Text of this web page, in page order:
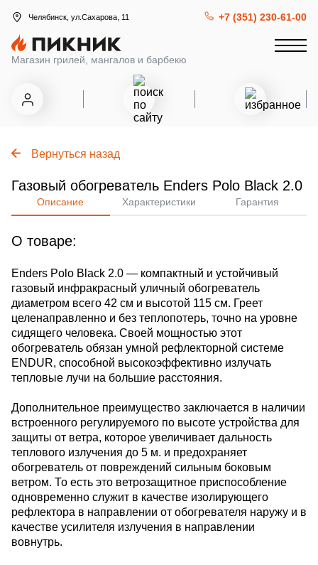
Челябинск, ул.Сахарова, 11 +7 (351) 230-61-00
Магазин грилей, мангалов и барбекю
Вернуться назад
Газовый обогреватель Enders Polo Black 2.0
Описание Характеристики Гарантия
О товаре:
Enders Polo Black 2.0 — компактный и устойчивый
газовый инфракрасный уличный обогреватель
диаметром всего 42 см и высотой 115 см. Греет
целенаправленно и без теплопотерь, точно на уровне
сидящего человека. Своей мощностью этот
обогреватель обязан умной рефлекторной системе
ENDUR, способной высокоэффективно излучать
тепловые лучи на большие расстояния.
Дополнительное преимущество заключается в наличии
встроенного регулируемого по высоте устройства для
защиты от ветра, которое увеличивает дальность
теплового излучения до 5 м. и предохраняет
обогреватель от повреждений сильным боковым
ветром. То есть это ветрозащитное приспособление
одновременно служит в качестве изолирующего
рефлектора в направлении от обогревателя наружу и в
качестве усилителя излучения в направлении
вовнутрь.